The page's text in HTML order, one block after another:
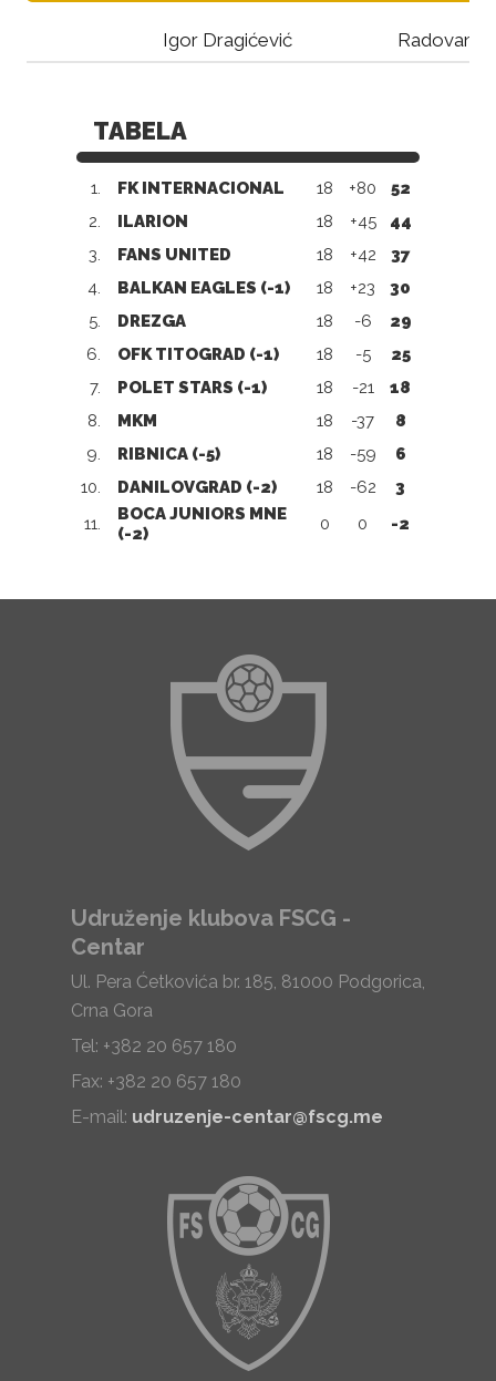
Igor Dragićević Radovan
TABELA
1. FK INTERNACIONAL 18 +80
52
2.
ILARION 18 +45
44
3.
FANS UNITED 18 +42
37
4.
BALKAN EAGLES (-1) 18 +23
30
5.
DREZGA 18 -6
29
6.
OFK TITOGRAD (-1) 18 -5
25
7.
POLET STARS (-1) 18 -21
18
8.
MKM 18 -37
8
9.
RIBNICA (-5) 18 -59
6
10.
DANILOVGRAD (-2) 18 -62
3
11.
BOCA JUNIORS MNE
(-2)
0 0 -2
Udruženje klubova FSCG -
Centar
Ul. Pera Ćetkovića br. 185, 81000 Podgorica,
Crna Gora
Tel: +382 20 657 180
Fax: +382 20 657 180
E-mail: udruzenje-centar@fscg.me